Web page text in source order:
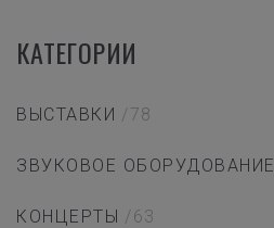
КАТЕГОРИИ
ВЫСТАВКИ /78
ЗВУКОВОЕ ОБОРУДОВАНИЕ
КОНЦЕРТЫ /63